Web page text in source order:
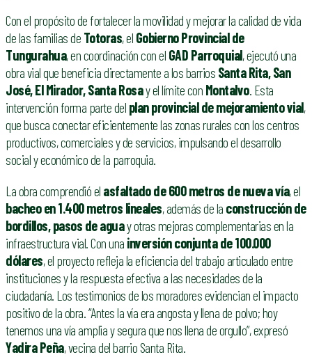
Con el propósito de fortalecer la movilidad y mejorar la calidad de vida
de las familias de Totoras, el Gobierno Provincial de
Tungurahua, en coordinación con el GAD Parroquial, ejecutó una
obra vial que beneficia directamente a los barrios Santa Rita, San
José, El Mirador, Santa Rosay el límite con Montalvo. Esta
intervención forma parte del plan provincial de mejoramiento vial,
que busca conectar eficientemente las zonas rurales con los centros
productivos, comerciales y de servicios, impulsando el desarrollo
social y económico de la parroquia.
La obra comprendió el asfaltado de 600 metros de nueva vía, el
bacheo en 1.400 metros lineales, además de la construcción de
bordillos, pasos de aguay otras mejoras complementarias en la
infraestructura vial. Con una inversión conjunta de 100.000
dólares, el proyecto refleja la eficiencia del trabajo articulado entre
instituciones y la respuesta efectiva a las necesidades de la
ciudadanía. Los testimonios de los moradores evidencian el impacto
positivo de la obra. “Antes la vía era angosta y llena de polvo; hoy
tenemos una vía amplia y segura que nos llena de orgullo”, expresó
Yadira Peña, vecina del barrio Santa Rita.